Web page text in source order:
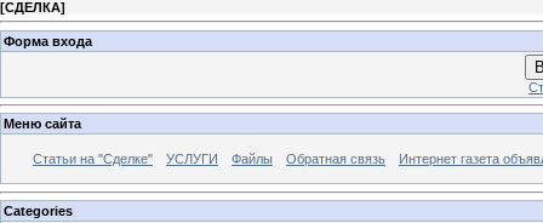
[СДЕЛКА]
Форма входа
Меню сайта
Статьи на "Сделке" УСЛУГИ Файлы Обратная связь Интернет газета
Categories